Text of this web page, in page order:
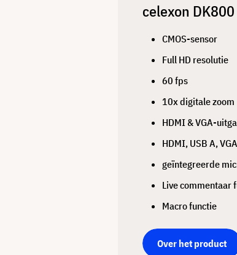
celexon
CMOS-sensor
Full HD resolutie
60 fps
10x digitale zoom
HDMI & VGA-
HDMI, USB A,
geïntegreerde
Live commentaar
Macro functie
Over het product